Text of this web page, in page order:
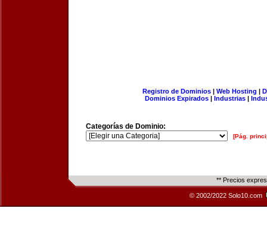
Registro de Dominios| Web Hosting |
Dominios Expirados | Industrias |
Categorías de Dominio:
[Pág.
** Precios
© 2002/2022 Solo10.com